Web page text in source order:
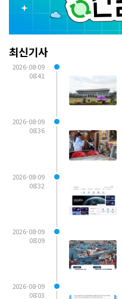
최신기사
2026-08-09
08:41
2026-08-09
08:36
2026-08-09
08:32
2026-08-09
08:09
2026-08-09
08:03